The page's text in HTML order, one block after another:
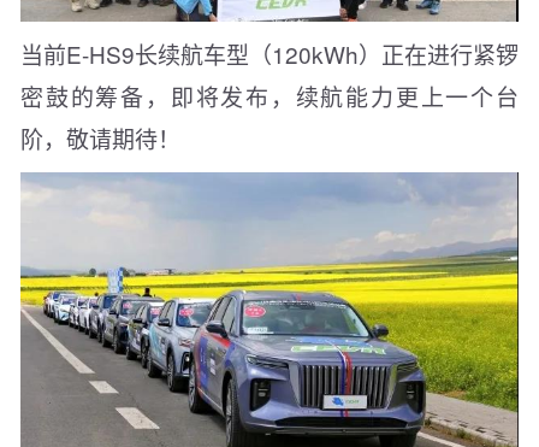
当前E-HS9长续航车型（120kWh）正在进行紧锣
密鼓的筹备，即将发布，续航能力更上一个台
阶，敬请期待！